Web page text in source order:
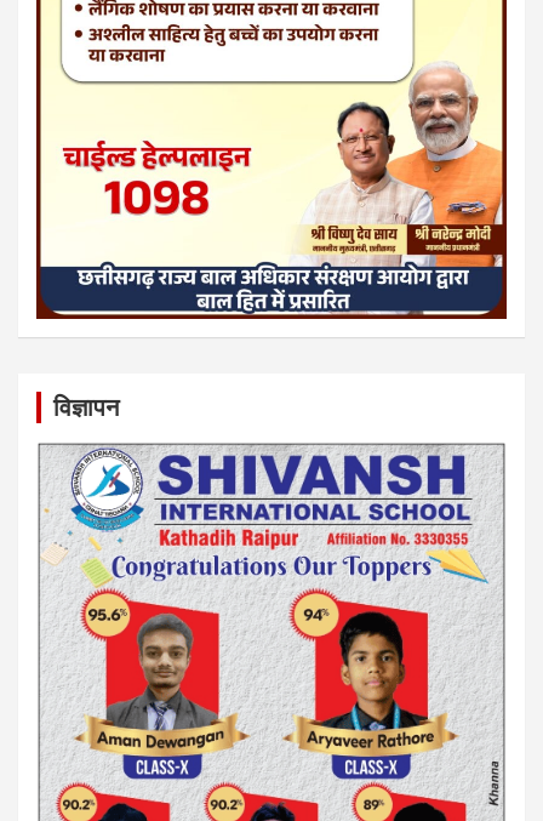
विज्ञापन